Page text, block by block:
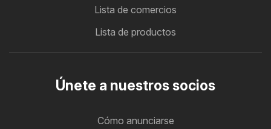
Lista de comercios
Lista de productos
Únete a nuestros socios
Cómo anunciarse